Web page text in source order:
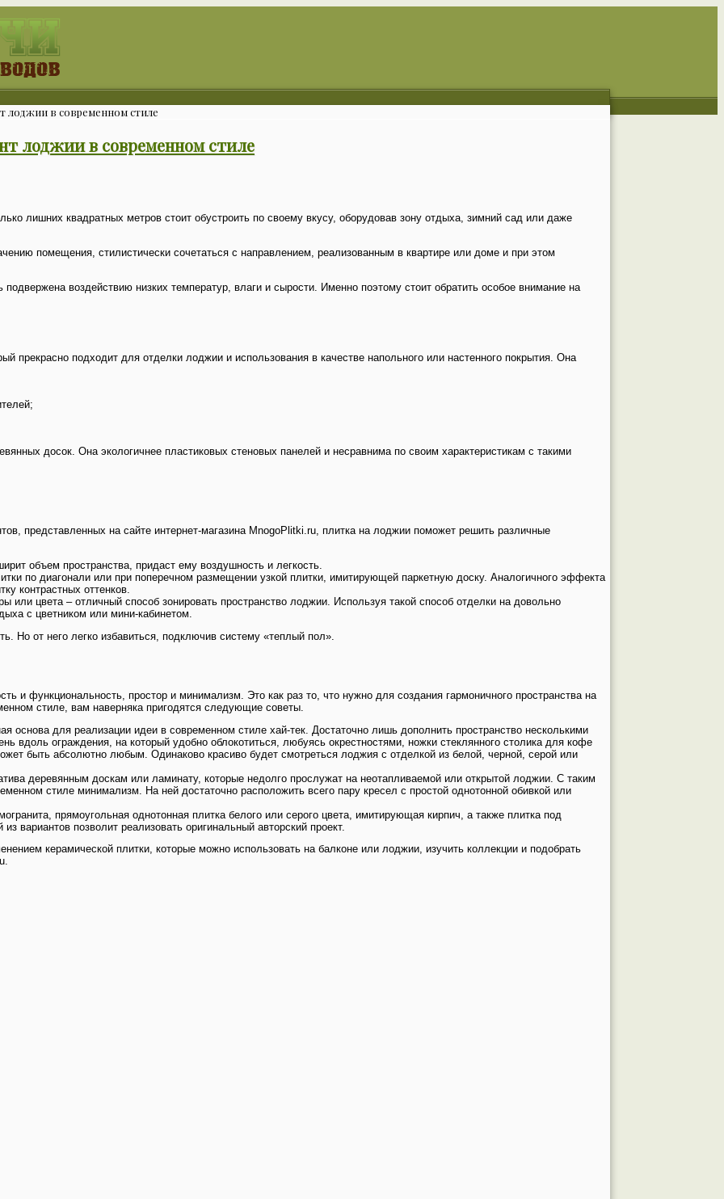
лоджии в современном стиле
лоджии в современном стиле
лишних квадратных метров стоит обустроить по своему вкусу, оборудовав зону отдыха, зимний сад или даже
помещения, стилистически сочетаться с направлением, реализованным в квартире или доме и при этом
воздействию низких температур, влаги и сырости. Именно поэтому стоит обратить особое внимание на
прекрасно подходит для отделки лоджии и использования в качестве напольного или настенного покрытия. Она
досок. Она экологичнее пластиковых стеновых панелей и несравнима по своим характеристикам с такими
представленных на сайте интернет-магазина MnogoPlitki.ru, плитка на лоджии поможет решить различные
объем пространства, придаст ему воздушность и легкость.
по диагонали или при поперечном размещении узкой плитки, имитирующей паркетную доску. Аналогичного эффекта
контрастных оттенков.
или цвета – отличный способ зонировать пространство лоджии. Используя такой способ отделки на довольно
с цветником или мини-кабинетом.
Но от него легко избавиться, подключив систему «теплый пол».
и функциональность, простор и минимализм. Это как раз то, что нужно для создания гармоничного пространства на
стиле, вам наверняка пригодятся следующие советы.
основа для реализации идеи в современном стиле хай-тек. Достаточно лишь дополнить пространство несколькими
вдоль ограждения, на который удобно облокотиться, любуясь окрестностями, ножки стеклянного столика для кофе
быть абсолютно любым. Одинаково красиво будет смотреться лоджия с отделкой из белой, черной, серой или
деревянным доскам или ламинату, которые недолго прослужат на неотапливаемой или открытой лоджии. С таким
стиле минимализм. На ней достаточно расположить всего пару кресел с простой однотонной обивкой или
прямоугольная однотонная плитка белого или серого цвета, имитирующая кирпич, а также плитка под
вариантов позволит реализовать оригинальный авторский проект.
керамической плитки, которые можно использовать на балконе или лоджии, изучить коллекции и подобрать